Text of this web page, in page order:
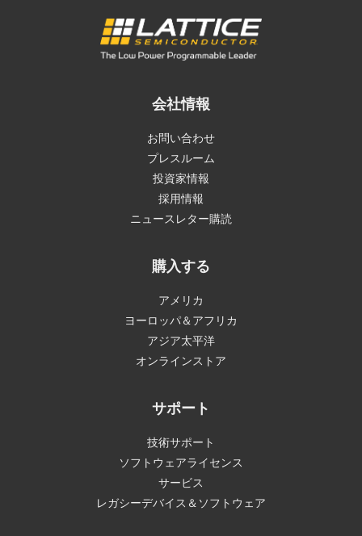
会社情報
お問い合わせ
プレスルーム
投資家情報
採用情報
ニュースレター購読
購入する
アメリカ
ヨーロッパ＆アフリカ
アジア太平洋
オンラインストア
サポート
技術サポート
ソフトウェアライセンス
サービス
レガシーデバイス＆ソフトウェア